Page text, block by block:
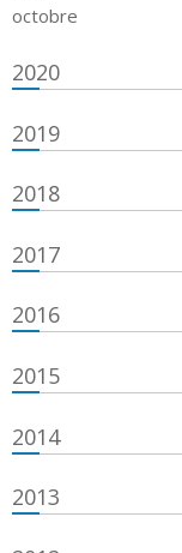
octobre
2020
2019
2018
2017
2016
2015
2014
2013